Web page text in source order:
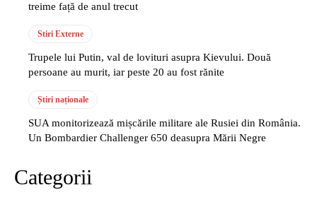
treime față de anul trecut
Stiri Externe
Trupele lui Putin, val de lovituri asupra Kievului. Două
persoane au murit, iar peste 20 au fost rănite
Știri naționale
SUA monitorizează mișcările militare ale Rusiei din România.
Un Bombardier Challenger 650 deasupra Mării Negre
Categorii